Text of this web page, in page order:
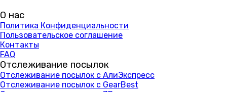
О нас
Политика Конфиденциальности
Пользовательское соглашение
Контакты
FAQ
Отслеживание посылок
Отслеживание посылок с АлиЭкспресс
Отслеживание посылок с GearBest